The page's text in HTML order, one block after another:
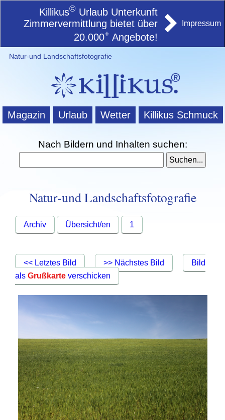
Killikus© Urlaub Unterkunft
Zimmervermittlung bietet über
20.000+ Angebote!
Impressum
Natur-und Landschaftsfotografie
Magazin Urlaub Wetter Killikus Schmuck
Nach Bildern und Inhalten suchen:
Natur-und Landschaftsfotografie
Archiv Übersicht/en 1
<< Letztes Bild >> Nächstes Bild
Bild
alsGrußkarte verschicken